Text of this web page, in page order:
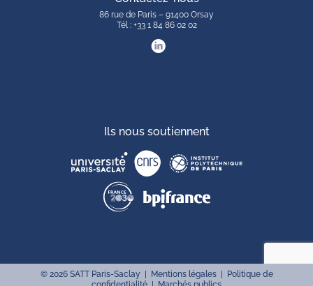
86 rue de Paris – 91400 Orsay
Tél : +33 1 84 86 02 02
Ils nous soutiennent
© 2026SATT Paris-Saclay | Mentions légales|
Politique de